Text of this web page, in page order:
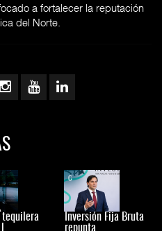
a fortalecer la reputación
del Norte.
tequilera
Inversión Fija Bruta
repunta,